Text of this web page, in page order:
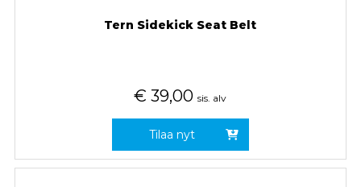
Tern Sidekick Seat Belt
€ 39,00 sis. alv
Tilaa nyt